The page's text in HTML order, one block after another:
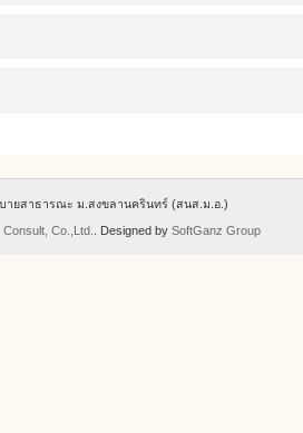
ายสาธารณะ ม.สงขลานครินทร์ (สนส.ม.อ.)
Co.,Ltd. . Designed by SoftGanz Group